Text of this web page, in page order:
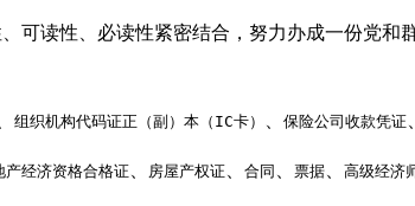
可读性、必读性紧密结合，努力办成一份党和
组织机构代码证正（副）本（IC卡） 保险公司收款凭证
产经济资格合格证 房屋产权证 合同 票据 高级经济